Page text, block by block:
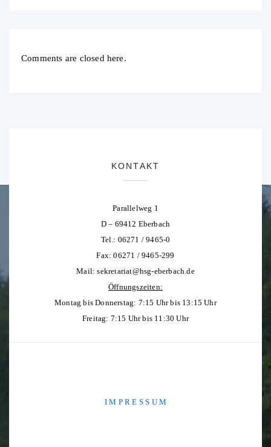
Comments are closed here.
KONTAKT
Parallelweg 1
D – 69412 Eberbach
Tel.: 06271 / 9465-0
Fax: 06271 / 9465-299
Mail:sekretariat@hsg-eberbach.de
Öffnungszeiten:
Montag bis Donnerstag: 7:15 Uhr bis 13:15 Uhr
Freitag: 7:15 Uhr bis 11:30 Uhr
I M P R E S S U M